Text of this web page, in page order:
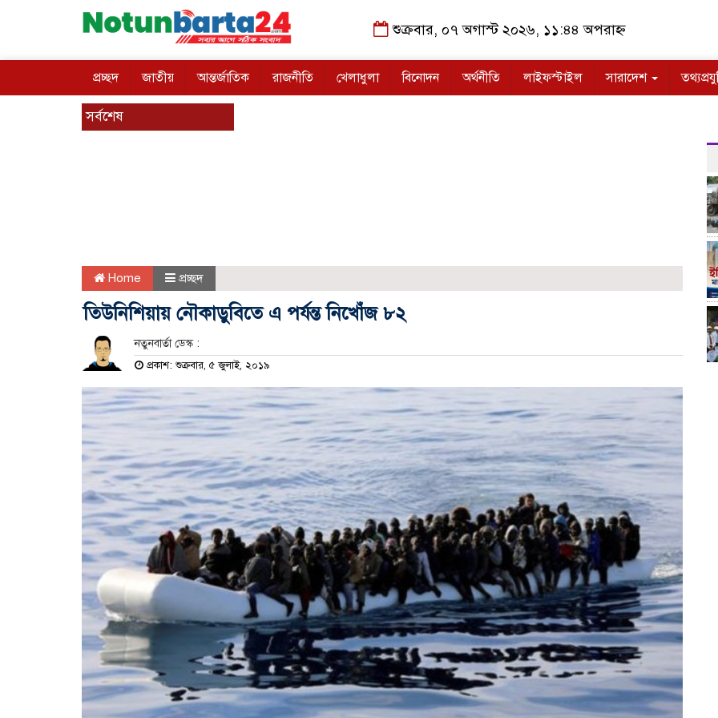
শুক্রবার, ০৭ অগাস্ট ২০২৬, ১১:৪৪ অপরাহ্ন
প্রচ্ছদ জাতীয় আন্তর্জাতিক রাজনীতি খেলাধুলা বিনোদন অর্থনীতি লাইফস্টাইল সারাদেশ
সর্বশেষ
Home প্রচ্ছদ
তিউনিশিয়ায় নৌকাডুবিতে এ পর্যন্ত নিখোঁজ ৮২
নতুনবার্তা ডেস্ক :
প্রকাশ: শুক্রবার, ৫ জুলাই, ২০১৯